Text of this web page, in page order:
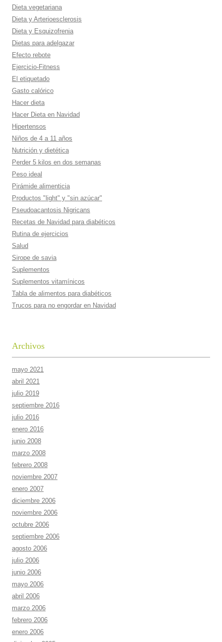
Dieta vegetariana
Dieta y Arterioesclerosis
Dieta y Esquizofrenia
Dietas para adelgazar
Efecto rebote
Ejercicio-Fitness
El etiquetado
Gasto calórico
Hacer dieta
Hacer Dieta en Navidad
Hipertensos
Niños de 4 a 11 años
Nutrición y dietética
Perder 5 kilos en dos semanas
Peso ideal
Pirámide alimenticia
Productos "light" y "sin azúcar"
Pseudoacantosis Nigricans
Recetas de Navidad para diabéticos
Rutina de ejercicios
Salud
Sirope de savia
Suplementos
Suplementos vitamí­nicos
Tabla de alimentos para diabéticos
Trucos para no engordar en Navidad
Archivos
mayo 2021
abril 2021
julio 2019
septiembre 2016
julio 2016
enero 2016
junio 2008
marzo 2008
febrero 2008
noviembre 2007
enero 2007
diciembre 2006
noviembre 2006
octubre 2006
septiembre 2006
agosto 2006
julio 2006
junio 2006
mayo 2006
abril 2006
marzo 2006
febrero 2006
enero 2006